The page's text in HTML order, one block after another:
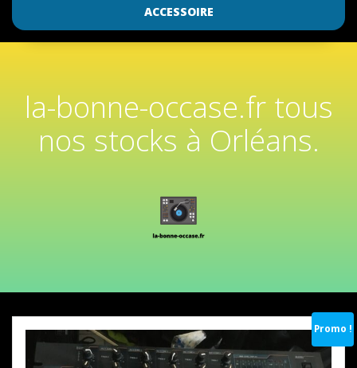
ACCESSOIRE
la-bonne-occase.fr tous
nos stocks à Orléans.
Promo !